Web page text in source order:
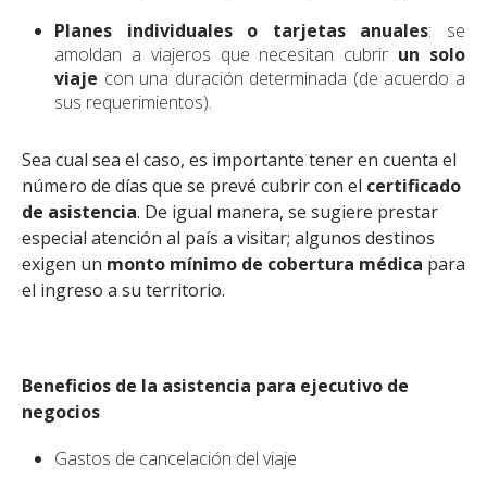
Planes individuales o tarjetas anuales: se
amoldan a viajeros que necesitan cubrir un solo
viaje con una duración determinada (de acuerdo a
sus requerimientos).
Sea cual sea el caso, es importante tener en cuenta el
número de días que se prevé cubrir con el certificado
de asistencia. De igual manera, se sugiere prestar
especial atención al país a visitar; algunos destinos
exigen un monto mínimo de cobertura médica para
el ingreso a su territorio.
Beneficios de la asistencia para ejecutivo de
negocios
Gastos de cancelación del viaje